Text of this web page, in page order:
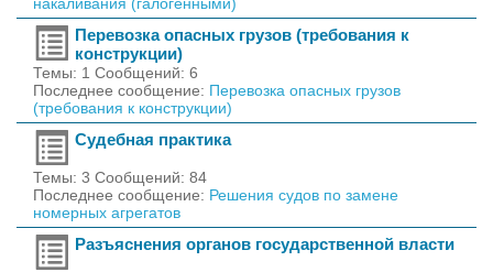
Перевозка опасных грузов (требования к
конструкции)
Темы: 1 Сообщений: 6
Последнее сообщение: Перевозка опасных грузов
(требования к конструкции)
Судебная практика
Темы: 3 Сообщений: 84
Последнее сообщение: Решения судов по замене
номерных агрегатов
Разъяснения органов государственной власти